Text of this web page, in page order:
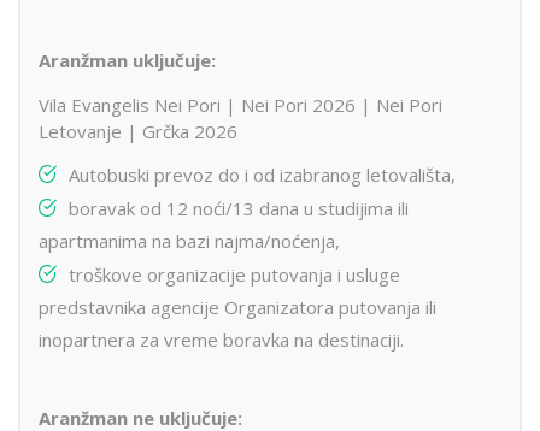
Aranžman uključuje:
Vila Evangelis Nei Pori | Nei Pori 2026 | Nei Pori
Letovanje | Grčka 2026
Autobuski prevoz do i od izabranog letovališta,
boravak od 12 noći/13 dana u studijima ili
apartmanima na bazi najma/noćenja,
troškove organizacije putovanja i usluge
predstavnika agencije Organizatora putovanja ili
inopartnera za vreme boravka na destinaciji.
Aranžman ne uključuje: